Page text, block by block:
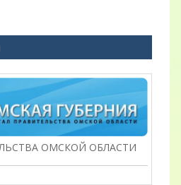
ОМСКОЙ ОБЛАСТИ